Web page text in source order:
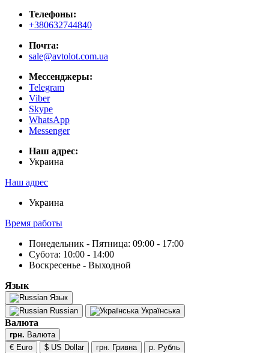
Телефоны:
+380632744840
Почта:
sale@avtolot.com.ua
Мессенджеры:
Telegram
Viber
Skype
WhatsApp
Messenger
Наш адрес:
Украина
Наш адрес
Украина
Время работы
Понедельник - Пятница: 09:00 - 17:00
Субота: 10:00 - 14:00
Воскресенье - Выходной
Язык
Язык
Russian
Українська
Валюта
грн. Валюта
€ Euro
$ US Dollar грн. Гривна р. Рубль